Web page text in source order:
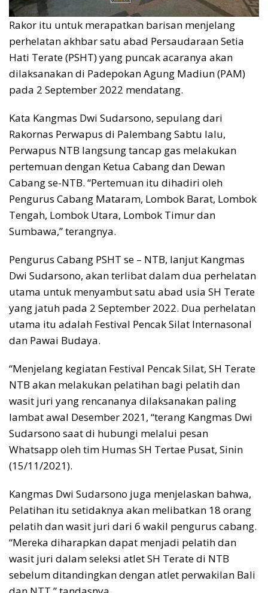
Rakor itu untuk merapatkan barisan menjelang
perhelatan akhbar satu abad Persaudaraan Setia
Hati Terate (PSHT) yang puncak acaranya akan
dilaksanakan di Padepokan Agung Madiun (PAM)
pada 2 September 2022 mendatang.
Kata Kangmas Dwi Sudarsono, sepulang dari
Rakornas Perwapus di Palembang Sabtu lalu,
Perwapus NTB langsung tancap gas melakukan
pertemuan dengan Ketua Cabang dan Dewan
Cabang se-NTB. “Pertemuan itu dihadiri oleh
Pengurus Cabang Mataram, Lombok Barat, Lombok
Tengah, Lombok Utara, Lombok Timur dan
Sumbawa,” terangnya.
Pengurus Cabang PSHT se – NTB, lanjut Kangmas
Dwi Sudarsono, akan terlibat dalam dua perhelatan
utama untuk menyambut satu abad usia SH Terate
yang jatuh pada 2 September 2022. Dua perhelatan
utama itu adalah Festival Pencak Silat Internasonal
dan Pawai Budaya.
“Menjelang kegiatan Festival Pencak Silat, SH Terate
NTB akan melakukan pelatihan bagi pelatih dan
wasit juri yang rencananya dilaksanakan paling
lambat awal Desember 2021, “terang Kangmas Dwi
Sudarsono saat di hubungi melalui pesan
Whatsapp oleh tim Humas SH Tertae Pusat, Sinin
(15/11/2021).
Kangmas Dwi Sudarsono juga menjelaskan bahwa,
Pelatihan itu setidaknya akan melibatkan 18 orang
pelatih dan wasit juri dari 6 wakil pengurus cabang.
“Mereka diharapkan dapat menjadi pelatih dan
wasit juri dalam seleksi atlet SH Terate di NTB
sebelum ditandingkan dengan atlet perwakilan Bali